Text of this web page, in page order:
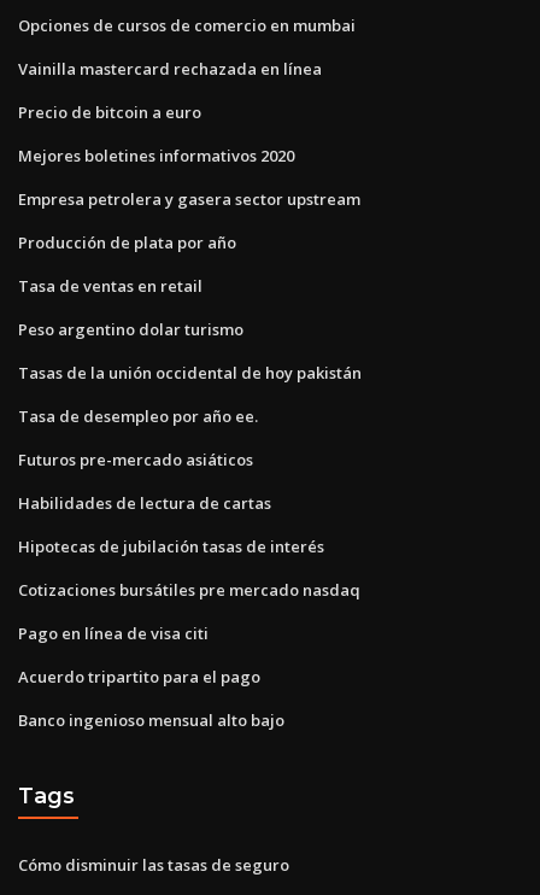
Opciones de cursos de comercio en mumbai
Vainilla mastercard rechazada en línea
Precio de bitcoin a euro
Mejores boletines informativos 2020
Empresa petrolera y gasera sector upstream
Producción de plata por año
Tasa de ventas en retail
Peso argentino dolar turismo
Tasas de la unión occidental de hoy pakistán
Tasa de desempleo por año ee.
Futuros pre-mercado asiáticos
Habilidades de lectura de cartas
Hipotecas de jubilación tasas de interés
Cotizaciones bursátiles pre mercado nasdaq
Pago en línea de visa citi
Acuerdo tripartito para el pago
Banco ingenioso mensual alto bajo
Tags
Cómo disminuir las tasas de seguro